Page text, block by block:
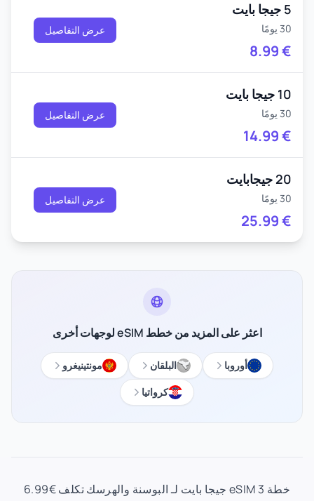
5 جيجا بايت
30 يومًا
8.99€
عرض التفاصيل
10 جيجا بايت
30 يومًا
14.99€
عرض التفاصيل
20 جيجابايت
30 يومًا
25.99€
عرض التفاصيل
اعثر على المزيد من خطط eSIM لوجهات أخرى
أوروبا البلقان
مونتينيغرو
كرواتيا
خطة eSIM 3 جيجا بايت لـ البوسنة والهرسك تكلف €6.99